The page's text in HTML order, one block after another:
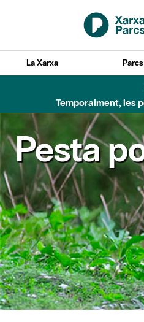
Salta al contingut principal
La Xarxa Parcs
Temporalment, les
Pesta